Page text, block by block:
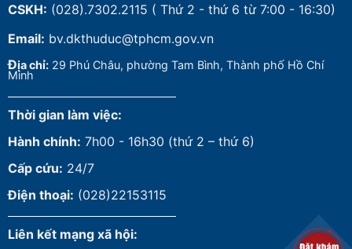
CSKH: (028).7302.2115 ( Thứ 2 - thứ 6 từ 7:00 - 16:30)
Email: bv.dkthuduc@tphcm.gov.vn
Địa chỉ: 29 Phú Châu, phường Tam Bình, Thành phố Hồ Chí
Minh
Thời gian làm việc:
Hành chính: 7h00 - 16h30 (thứ 2 – thứ 6)
Cấp cứu: 24/7
Điện thoại: (028)22153115
Liên kết mạng xã hội: